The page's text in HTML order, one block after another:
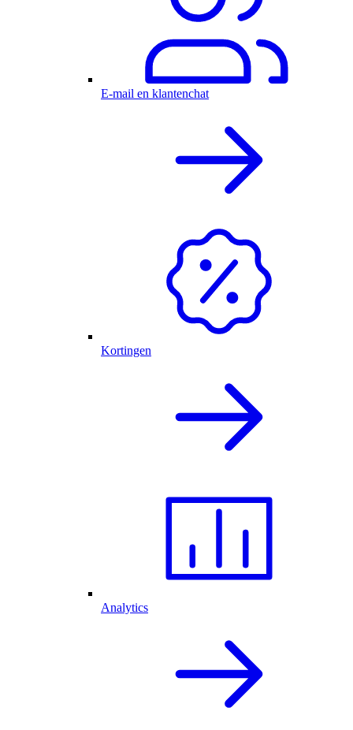
E-mail en klantenchat
Kortingen
Analytics